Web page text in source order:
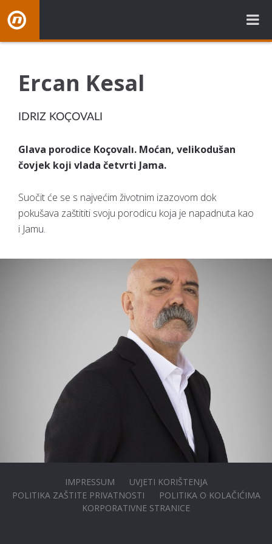
Ercan Kesal
IDRIZ KOÇOVALI
Glava porodice Koçovalı. Moćan, velikodušan
čovjek koji vlada četvrti Jama.
Suočit će se s najvećim životnim izazovom dok
pokušava zaštititi svoju porodicu koja je napadnuta kao
i Jamu.
IMPRESSUM
UVJETI KORIŠTENJA
POLITIKA ZAŠTITE PRIVATNOSTI
POLITIKA O KOLAČIĆIMA
KORPORATIVNE STRANICE